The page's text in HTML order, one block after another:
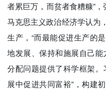
者累巨万，而贫者食糟糠”，
马克思主义政治经济学认为
生产，“而最能促进生产的
地发展、保持和施展自己
分配问题提供了科学框架
展中促进共同富裕”，构建